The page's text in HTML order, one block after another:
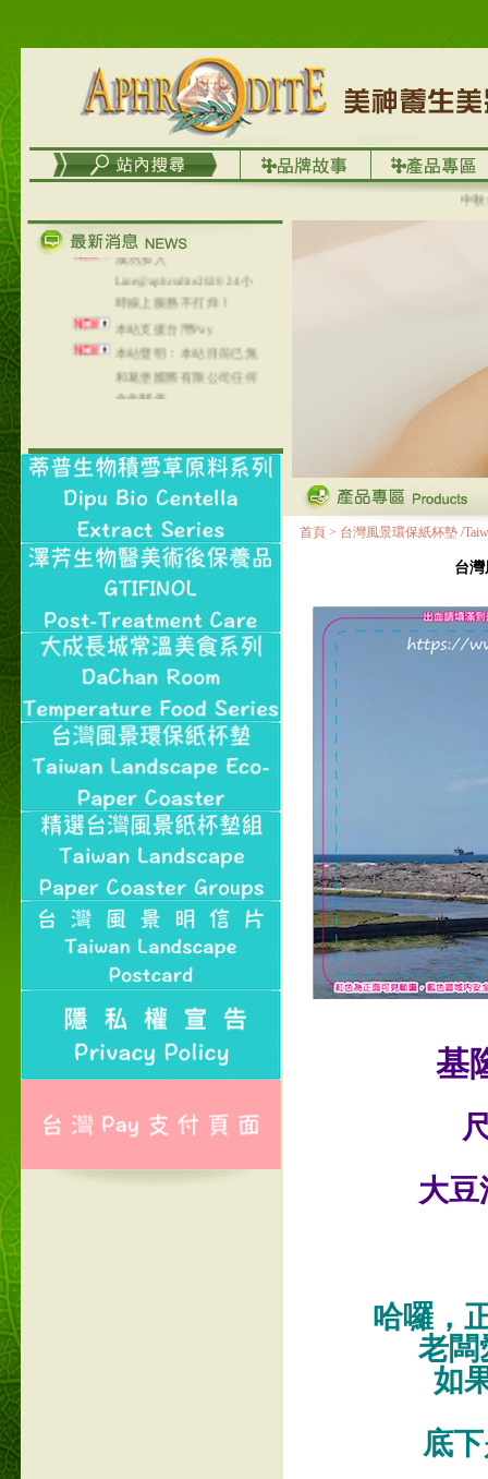
中秋優
列，可以郵寄至部分亞太
在外租屋者、居住處無管
理員、不方便在工作地點
取件者，歡迎多多使用
【郵局i郵箱】的服務喔～
【i郵箱】設立的地點，請
成功加入
Line@aphrodite2020 24小
時線上服務不打烊！
本站支援台灣Pay
本站聲明：本站目前已無
和葛堡國際有限公司任何
合作關係
本站支援支付宝
NT$320(RMB￥71.00)
首頁 > 台灣風景環保紙杯墊 /
台灣
基
大
哈囉，
老闆
如
底